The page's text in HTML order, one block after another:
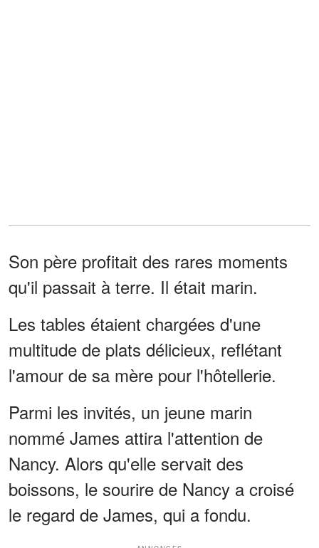
Son père profitait des rares moments
qu'il passait à terre. Il était marin.
Les tables étaient chargées d'une
multitude de plats délicieux, reflétant
l'amour de sa mère pour l'hôtellerie.
Parmi les invités, un jeune marin
nommé James attira l'attention de
Nancy. Alors qu'elle servait des
boissons, le sourire de Nancy a croisé
le regard de James, qui a fondu.